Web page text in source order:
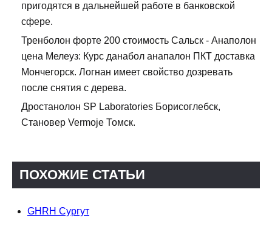
пригодятся в дальнейшей работе в банковской
сфере.
Тренболон форте 200 стоимость Сальск - Анаполон
цена Мелеуз: Курс данабол анапалон ПКТ доставка
Мончегорск. Логнан имеет свойство дозревать
после снятия с дерева.
Дростанолон SP Laboratories Борисоглебск,
Становер Vermoje Томск.
ПОХОЖИЕ СТАТЬИ
GHRH Сургут